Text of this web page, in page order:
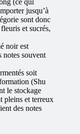
jusqu’à
sont donc
et sucrés,
noir est
notes souvent
soit
(Shu
le stockage
pleins et terreux
des notes